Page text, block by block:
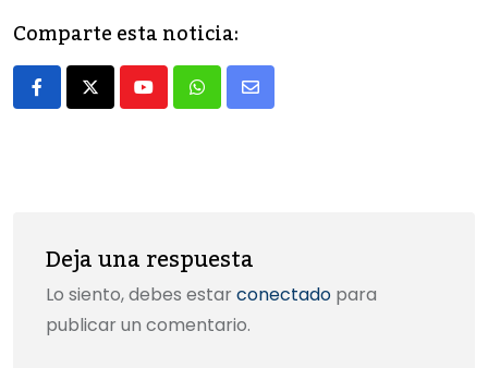
e
b
o
o
d
o
l p
ar
tir
Comparte esta noticia:
YoutubeWhatsapp
Share
Deja una respuesta
Lo siento, debes estar conectado para
publicar un comentario.